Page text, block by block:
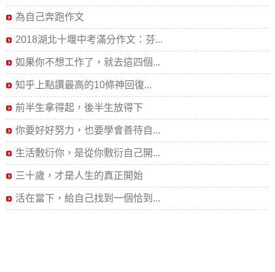
為自己奔跑作文
2018湖北十堰中考滿分作文：芬...
如果你不想工作了，就去這四個...
知乎上點讚最高的10條神回復...
前半生拿得起，後半生放得下
你要好好努力，也要學會善待自...
生活敷衍你，是從你敷衍自己開...
三十歲，才是人生的真正開始
活在當下，給自己找到一個恰到...